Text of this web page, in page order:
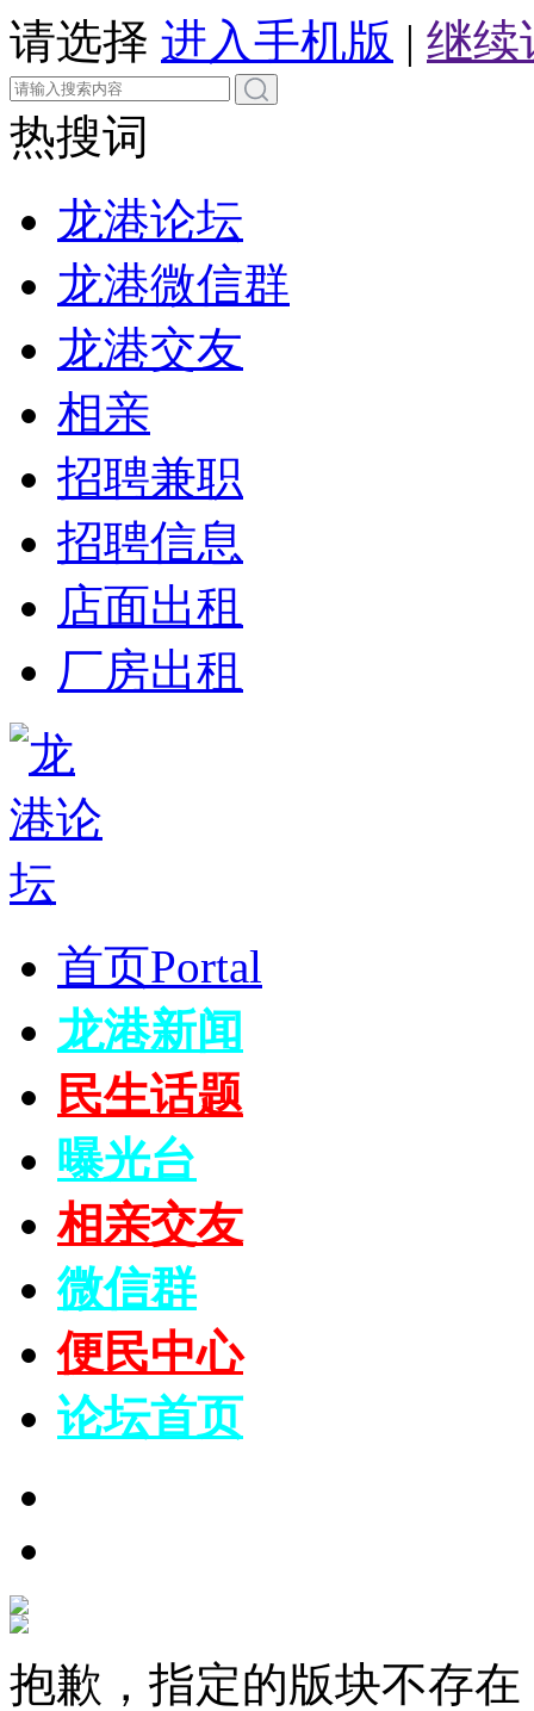
请选择 进入手机版 | 继续
热搜词
龙港论坛
龙港微信群
龙港交友
相亲
招聘兼职
招聘信息
店面出租
厂房出租
首页Portal
龙港新闻
民生话题
曝光台
相亲交友
微信群
便民中心
论坛首页
抱歉，指定的版块不存在